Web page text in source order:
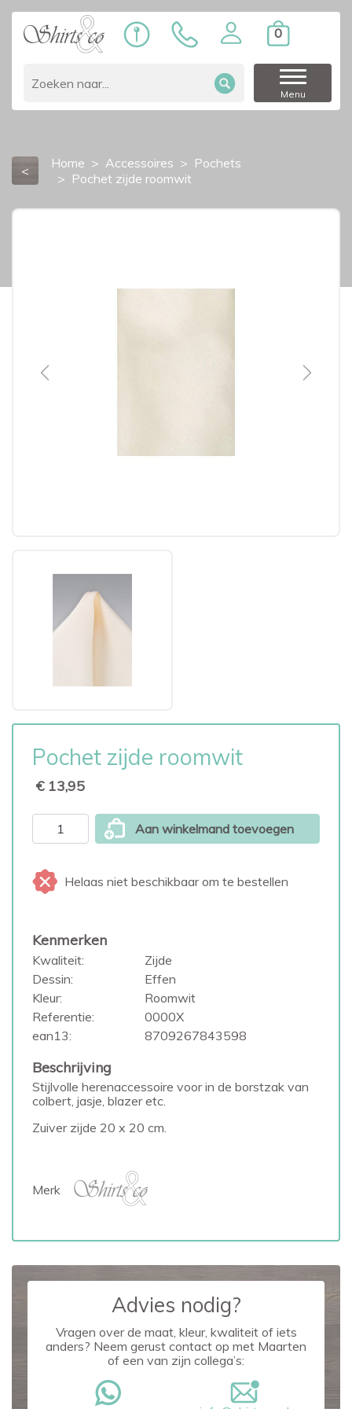
0
Menu
< Home Accessoires
Pochets
Pochet zijde roomwit
Previous Next
Pochet zijde roomwit
€ 13,95
Aan winkelmand toevoegen
Helaas niet beschikbaar om te bestellen
Kenmerken
Kwaliteit:
Zijde
Dessin:
Effen
Kleur:
Roomwit
Referentie:
0000X
ean13:
8709267843598
Beschrijving
Stijlvolle herenaccessoire voor in de borstzak van
colbert, jasje, blazer etc.
Zuiver zijde 20 x 20 cm.
Merk
Advies nodig?
Vragen over de maat, kleur, kwaliteit of iets
anders? Neem gerust contact op met Maarten
of een van zijn collega’s: